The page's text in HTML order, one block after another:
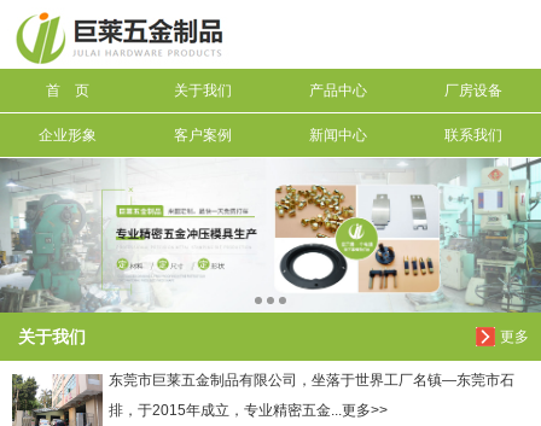
首 页 关于我们 产品中心 厂房设备
企业形象 客户案例 新闻中心 联系我们
更多
关于我们
东莞市巨莱五金制品有限公司，坐落于世界工厂名镇—东莞市石
排，于2015年成立，专业精密五金...更多>>
搜索